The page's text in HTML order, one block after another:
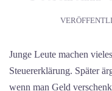
Junge Leute machen
Steuererklärung. Später
wenn man Geld